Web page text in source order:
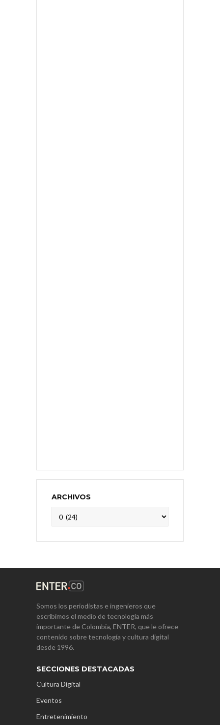
ARCHIVOS
Somos los periodistas e ingenieros que
escribimos el medio de tecnología más
importante de Colombia, ENTER, que le ofrece
contenido sobre tecnología y cultura digital
desde 1996.
SECCIONES DESTACADAS
Cultura Digital
Eventos
Entretenimiento